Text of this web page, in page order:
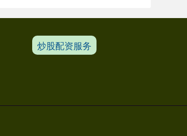
炒股配资服务